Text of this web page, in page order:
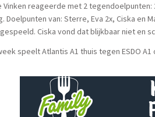
Vinken reageerde met 2
Doelpunten van: Sterre, Eva 2x, Ciska en
Ciska vond dat blijkbaar niet en
speelt Atlantis A1 thuis tegen ESDO A1